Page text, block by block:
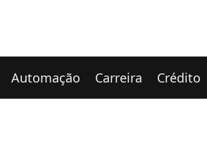
Automação Carreira Crédito